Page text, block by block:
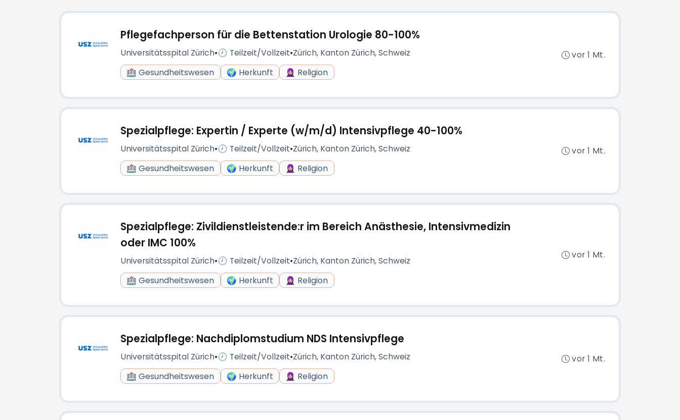
Pflegefachperson für die Bettenstation Urologie 80-100%
Universitätsspital Zürich•🕗 Teilzeit/Vollzeit•Zürich, Kanton Zürich, Schweiz
🏥 Gesundheitswesen
🌍 Herkunft 🧕🏼 Religion
vor 1 Mt.
Spezialpflege: Expertin / Experte (w/m/d) Intensivpflege 40-100%
Universitätsspital Zürich•🕗 Teilzeit/Vollzeit•Zürich, Kanton Zürich, Schweiz
🏥 Gesundheitswesen
🌍 Herkunft 🧕🏼 Religion
vor 1 Mt.
Spezialpflege: Zivildienstleistende:r im Bereich Anästhesie, Intensivmedizin
oder IMC 100%
Universitätsspital Zürich•🕗 Teilzeit/Vollzeit•Zürich, Kanton Zürich, Schweiz
🏥 Gesundheitswesen
🌍 Herkunft 🧕🏼 Religion
vor 1 Mt.
Spezialpflege: Nachdiplomstudium NDS Intensivpflege
Universitätsspital Zürich•🕗 Teilzeit/Vollzeit•Zürich, Kanton Zürich, Schweiz
🏥 Gesundheitswesen
🌍 Herkunft 🧕🏼 Religion
vor 1 Mt.